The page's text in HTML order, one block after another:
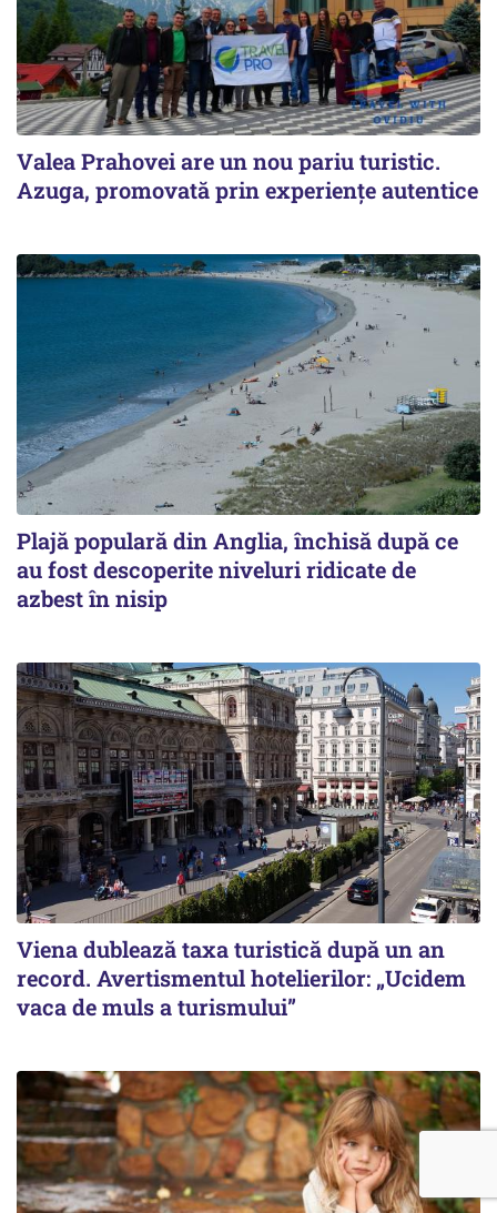
Valea Prahovei are un nou pariu turistic.
Azuga, promovată prin experiențe autentice
Plajă populară din Anglia, închisă după ce
au fost descoperite niveluri ridicate de
azbest în nisip
Viena dublează taxa turistică după un an
record. Avertismentul hotelierilor: „Ucidem
vaca de muls a turismului”